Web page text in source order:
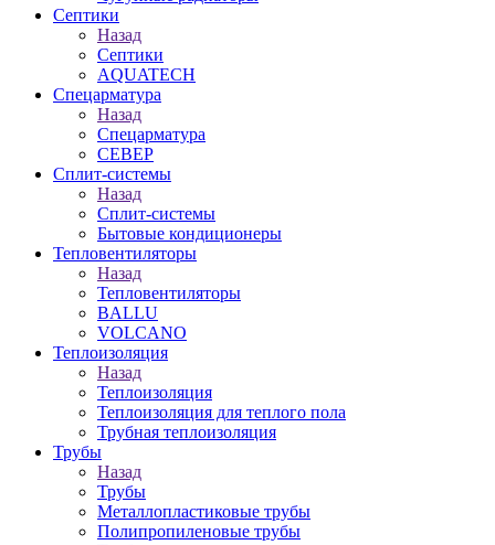
Септики
Назад
Септики
AQUATECH
Спецарматура
Назад
Спецарматура
СЕВЕР
Сплит-системы
Назад
Сплит-системы
Бытовые кондиционеры
Тепловентиляторы
Назад
Тепловентиляторы
BALLU
VOLCANO
Теплоизоляция
Назад
Теплоизоляция
Теплоизоляция для теплого пола
Трубная теплоизоляция
Трубы
Назад
Трубы
Металлопластиковые трубы
Полипропиленовые трубы